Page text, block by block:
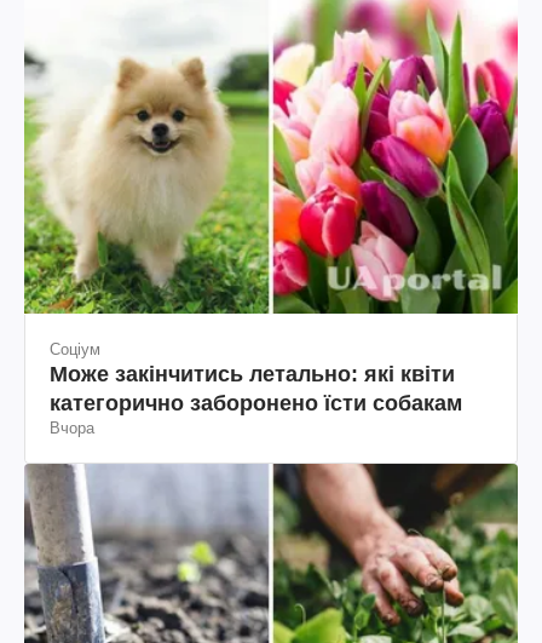
Соціум
Може закінчитись летально: які квіти
категорично заборонено їсти собакам
Вчора